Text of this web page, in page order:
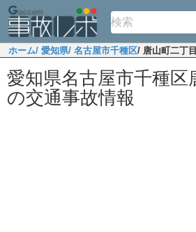
ホーム/ 愛知県/ 名古屋市千種区/ 唐山町二丁
愛知県名古屋市千種区
の交通事故情報